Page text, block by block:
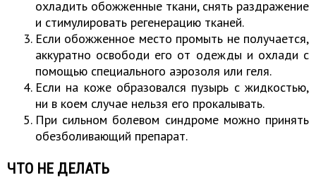
охладить обожженные ткани, снять раздражение
и стимулировать регенерацию тканей.
Если обожженное место промыть не получается,
аккуратно освободи его от одежды и охлади с
помощью специального аэрозоля или геля.
Если на коже образовался пузырь с жидкостью,
ни в коем случае нельзя его прокалывать.
При сильном болевом синдроме можно принять
обезболивающий препарат.
ЧТО НЕ ДЕЛАТЬ